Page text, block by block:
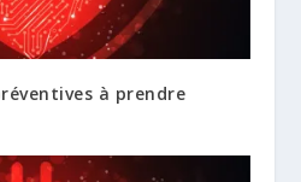
à prendre